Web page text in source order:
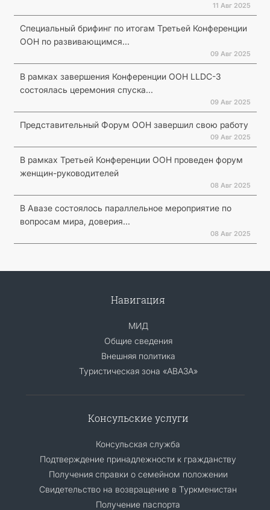
11 Авг 2025
Специальный брифинг по итогам Третьей Конференции
ООН по развивающимся...
09 Авг 2025
В рамках завершения Конференции ООН LLDC-3
состоялась церемония спуска...
09 Авг 2025
Представительный Форум ООН завершил свою работу
09 Авг 2025
В рамках Третьей Конференции ООН проведен форум
женщин-руководителей
08 Авг 2025
В Авазе состоялось параллельное мероприятие по
вопросам мира, доверия...
08 Авг 2025
Навигация
МИД
Общие сведения
Внешняя политика
Туристическая зона «АВАЗА»
Консульские услуги
Консульская служба
Подтверждение принадлежности к гражданству
Получения справки о семейном положении
Свидетельство на возвращение в Туркменистан
Получение паспорта